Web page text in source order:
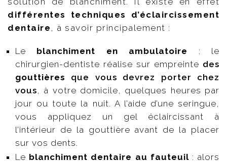
différentes techniques d’éclaircissement
dentaire , à savoir principalement :
Le blanchiment en ambulatoire
: le
chirurgien-dentiste réalise sur empreinte des
gouttières que vous devrez porter chez
vous, à votre domicile, quelques heures par
jour ou toute la nuit. A l’aide d’une seringue,
vous appliquez un gel éclaircissant à
l’intérieur de la gouttière avant de la placer
sur vos dents.
Le blanchiment dentaire au fauteuil: alors